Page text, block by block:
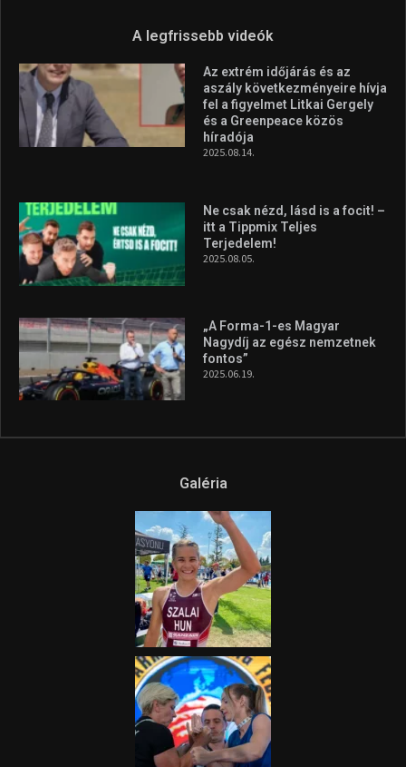
A legfrissebb videók
Az extrém időjárás és az
aszály következményeire hívja
fel a figyelmet Litkai Gergely
és a Greenpeace közös
híradója
2025.08.14.
Ne csak nézd, lásd is a focit! –
itt a Tippmix Teljes
Terjedelem!
2025.08.05.
„A Forma-1-es Magyar
Nagydíj az egész nemzetnek
fontos”
2025.06.19.
Galéria